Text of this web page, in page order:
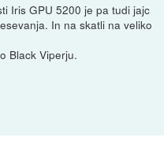
Iris GPU 5200 je pa tudi jajc
In na skatli na veliko
Black Viperju.